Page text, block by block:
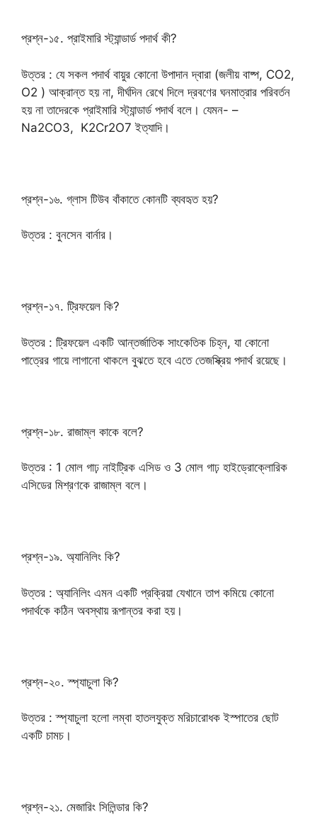
প্রশ্ন-১৫. প্রাইমারি স্ট্যান্ডার্ড পদার্থ কী?
উত্তর : যে সকল পদার্থ বায়ুর কোনো উপাদান দ্বারা (জলীয় বাষ্প, CO2,
O2 ) আক্রান্ত হয় না, দীর্ঘদিন রেখে দিলে দ্রবণের ঘনমাত্রার পরিবর্তন
হয় না তাদেরকে প্রাইমারি স্ট্যান্ডার্ড পদার্থ বলে। যেমন- –
Na2CO3, K2Cr2O7 ইত্যাদি।
প্রশ্ন-১৬. গ্লাস টিউব বাঁকাতে কোনটি ব্যবহৃত হয়?
উত্তর : বুনসেন বার্নার।
প্রশ্ন-১৭. ট্রিফয়েল কি?
উত্তর : ট্রিফয়েল একটি আন্তর্জাতিক সাংকেতিক চিহ্ন, যা কোনো
পাত্রের গায়ে লাগানো থাকলে বুঝতে হবে এতে তেজস্ক্রিয় পদার্থ রয়েছে।
প্রশ্ন-১৮. রাজাম্ল কাকে বলে?
উত্তর : 1 মোল গাঢ় নাইট্রিক এসিড ও 3 মোল গাঢ় হাইড্রোক্লোরিক
এসিডের মিশ্রণকে রাজাম্ল বলে।
প্রশ্ন-১৯. অ্যানিলিং কি?
উত্তর : অ্যানিলিং এমন একটি প্রক্রিয়া যেখানে তাপ কমিয়ে কোনো
পদার্থকে কঠিন অবস্থায় রূপান্তর করা হয়।
প্রশ্ন-২০. স্প্যাচুলা কি?
উত্তর : স্প্যাচুলা হলো লম্বা হাতলযুক্ত মরিচারোধক ইস্পাতের ছোট
একটি চামচ।
প্রশ্ন-২১. মেজারিং সিলিন্ডার কি?